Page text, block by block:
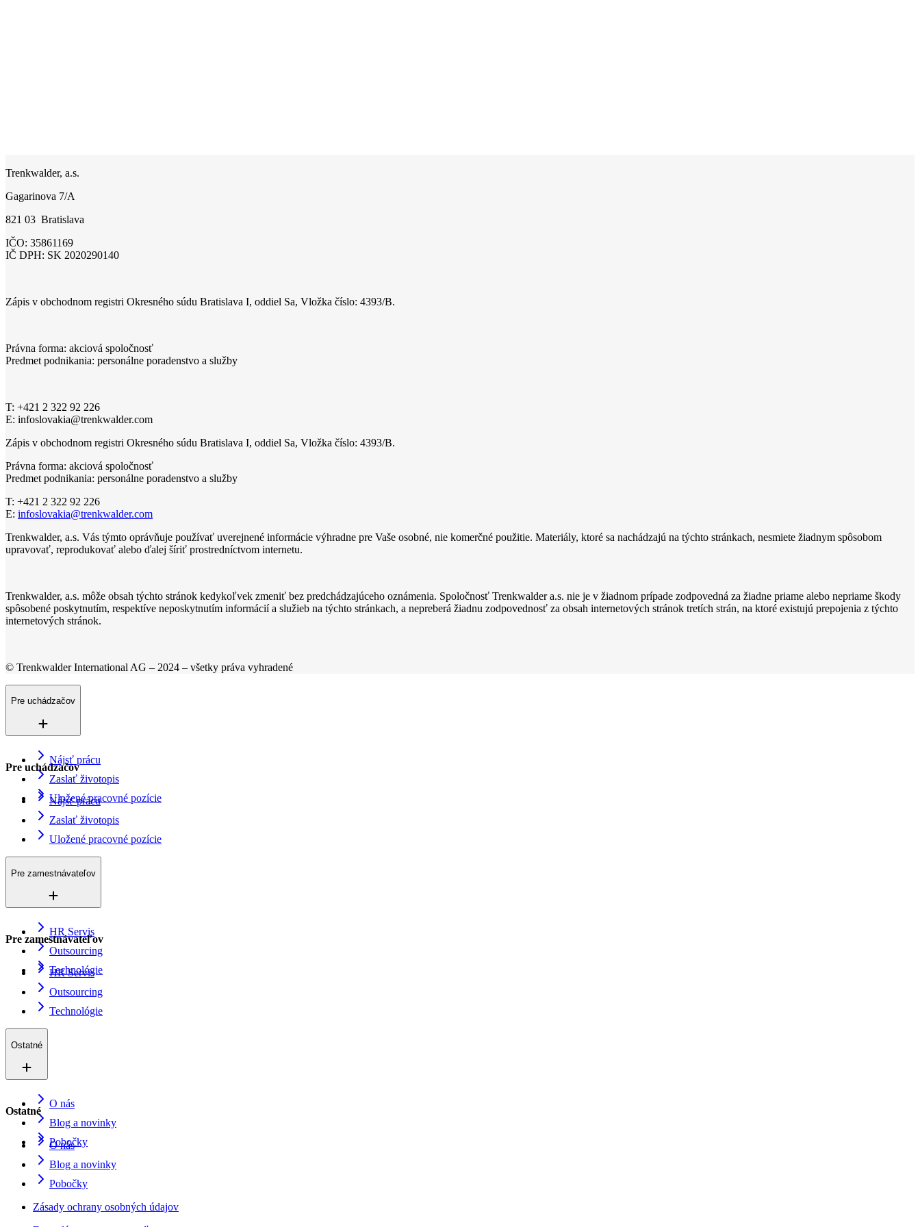
Trenkwalder, a.s.
Gagarinova 7/A
821 03 Bratislava
IČO: 35861169
IČ DPH: SK 2020290140
Zápis v obchodnom registri Okresného súdu Bratislava I, oddiel Sa, Vložka číslo: 4393/B.
Právna forma: akciová spoločnosť
Predmet podnikania: personálne poradenstvo a služby
T: +421 2 322 92 226
E: infoslovakia@trenkwalder.com
Zápis v obchodnom registri Okresného súdu Bratislava I, oddiel Sa, Vložka číslo: 4393/B.
Právna forma: akciová spoločnosť
Predmet podnikania: personálne poradenstvo a služby
T: +421 2 322 92 226
E: infoslovakia@trenkwalder.com
Trenkwalder, a.s. Vás týmto oprávňuje používať uverejnené informácie výhradne pre Vaše osobné, nie komerčné použitie. Materiály, ktoré sa nachádzajú na týchto stránkach, nesmiete žiadnym spôsobom
upravovať, reprodukovať alebo ďalej šíriť prostredníctvom internetu.
Trenkwalder, a.s. môže obsah týchto stránok kedykoľvek zmeniť bez predchádzajúceho oznámenia. Spoločnosť Trenkwalder a.s. nie je v žiadnom prípade zodpovedná za žiadne priame alebo nepriame škody
spôsobené poskytnutím, respektíve neposkytnutím informácií a služieb na týchto stránkach, a nepreberá žiadnu zodpovednosť za obsah internetových stránok tretích strán, na ktoré existujú prepojenia z týchto
internetových stránok.
© Trenkwalder International AG – 2024 – všetky práva vyhradené
Pre uchádzačov
Nájsť prácu
Zaslať životopis
Uložené pracovné pozície
Pre uchádzačov
Nájsť prácu
Zaslať životopis
Uložené pracovné pozície
Pre zamestnávateľov
HR Servis
Outsourcing
Technológie
Pre zamestnávateľov
HR Servis
Outsourcing
Technológie
Ostatné
O nás
Blog a novinky
Pobočky
Ostatné
O nás
Blog a novinky
Pobočky
Zásady ochrany osobných údajov